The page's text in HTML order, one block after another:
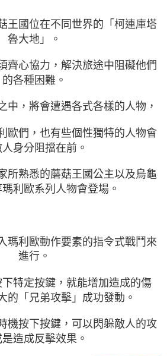
王國位在不同世界的「柯連庫塔
魯大地」。
齊心協力，解決旅途中阻礙他們
的各種困難。
中，將會遭遇各式各樣的人物，
歐們， 也有些個性獨特的人物會
身分阻擋在前。
所熟悉的蘑菇王國公主以及烏龜
利歐系列人物會登場。
瑪利歐動作要素的指令式戰鬥來
進行。
特定按鍵，就能增加造成的傷
的「兄弟攻擊」成功發動。
機按下按鍵，可以閃躲敵人的攻
造成反擊效果。